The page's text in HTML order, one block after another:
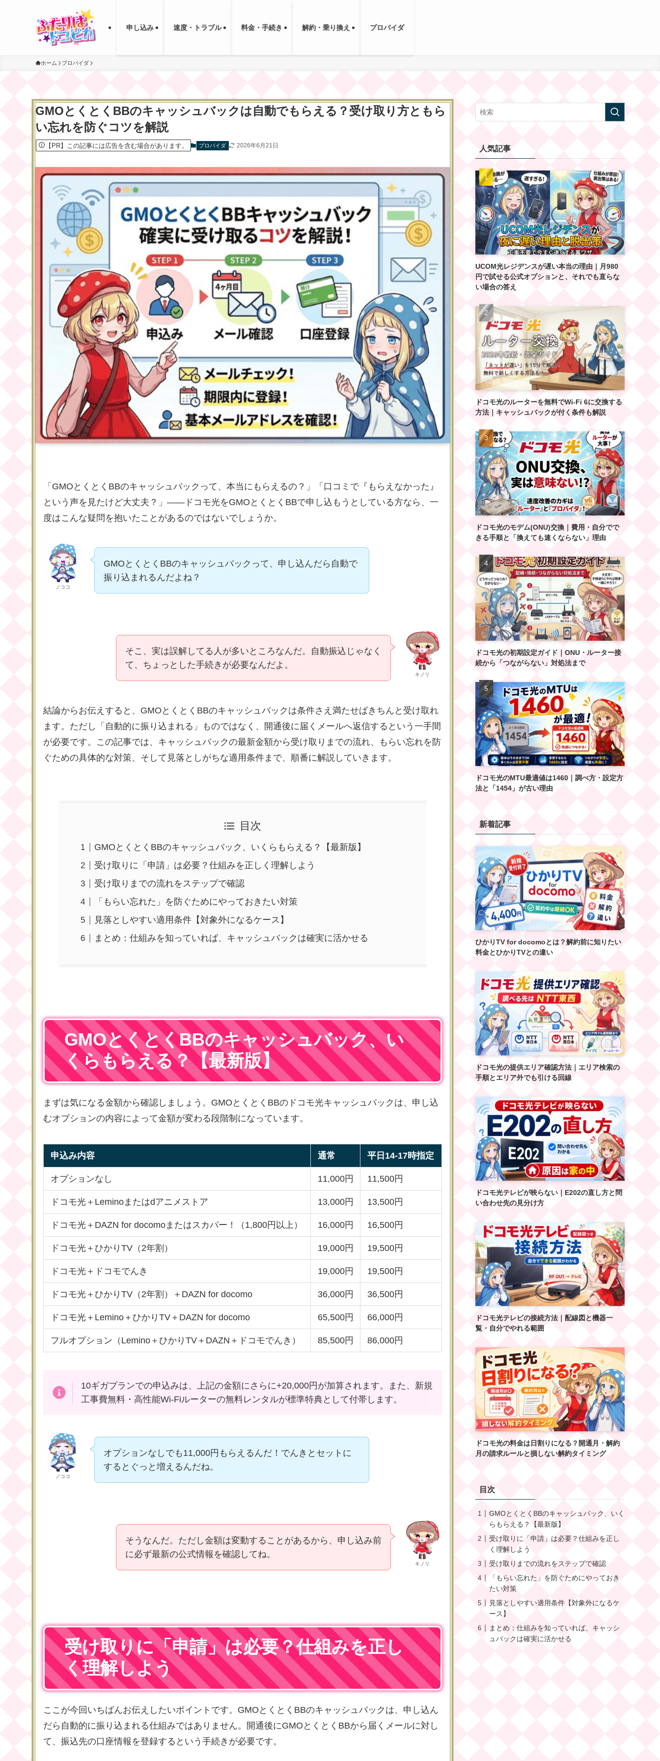
申し込み 速度・トラブル 料金・手続き 解約・乗り換え プロバイダ
ホーム プロバイダ
GMOとくとくBBのキャッシュバックは自動でもらえる？受け取り方ともら
い忘れを防ぐコツを解説
【PR】この記事には広告を含む場合があります。 プロバイダ 2026年6月21日
「GMOとくとくBBのキャッシュバックって、本当にもらえるの？」「口コミで『もらえなかった』
という声を見たけど大丈夫？」――ドコモ光をGMOとくとくBBで申し込もうとしている方なら、一
度はこんな疑問を抱いたことがあるのではないでしょうか。
ノココ
GMOとくとくBBのキャッシュバックって、申し込んだら自動で
振り込まれるんだよね？
キノリ
そこ、実は誤解してる人が多いところなんだ。自動振込じゃなく
て、ちょっとした手続きが必要なんだよ。
結論からお伝えすると、GMOとくとくBBのキャッシュバックは条件さえ満たせばきちんと受け取れ
ます。ただし「自動的に振り込まれる」ものではなく、開通後に届くメールへ返信するという一手間
が必要です。この記事では、キャッシュバックの最新金額から受け取りまでの流れ、もらい忘れを防
ぐための具体的な対策、そして見落としがちな適用条件まで、順番に解説していきます。
目次
GMOとくとくBBのキャッシュバック、いくらもらえる？【最新版】
受け取りに「申請」は必要？仕組みを正しく理解しよう
受け取りまでの流れをステップで確認
「もらい忘れた」を防ぐためにやっておきたい対策
見落としやすい適用条件【対象外になるケース】
まとめ：仕組みを知っていれば、キャッシュバックは確実に活かせる
GMOとくとくBBのキャッシュバック、い
くらもらえる？【最新版】
まずは気になる金額から確認しましょう。GMOとくとくBBのドコモ光キャッシュバックは、申し込
むオプションの内容によって金額が変わる段階制になっています。
申込み内容 通常 平日14-17時指定
オプションなし 11,000円 11,500円
ドコモ光＋Leminoまたはdアニメストア 13,000円 13,500円
ドコモ光＋DAZN for docomoまたはスカパー！（1,800円以上） 16,000円 16,500円
ドコモ光＋ひかりTV（2年割） 19,000円 19,500円
ドコモ光＋ドコモでんき 19,000円 19,500円
ドコモ光＋ひかりTV（2年割）＋DAZN for docomo 36,000円 36,500円
ドコモ光＋Lemino＋ひかりTV＋DAZN for docomo 65,500円 66,000円
フルオプション（Lemino＋ひかりTV＋DAZN＋ドコモでんき） 85,500円 86,000円
10ギガプランでの申込みは、上記の金額にさらに+20,000円が加算されます。また、新規
工事費無料・高性能Wi-Fiルーターの無料レンタルが標準特典として付帯します。
ノココ
オプションなしでも11,000円もらえるんだ！でんきとセットに
するとぐっと増えるんだね。
キノリ
そうなんだ。ただし金額は変動することがあるから、申し込み前
に必ず最新の公式情報を確認してね。
受け取りに「申請」は必要？仕組みを正し
く理解しよう
ここが今回いちばんお伝えしたいポイントです。GMOとくとくBBのキャッシュバックは、申し込ん
だら自動的に振り込まれる仕組みではありません。開通後にGMOとくとくBBから届くメールに対し
て、振込先の口座情報を登録するという手続きが必要です。
人気記事
UCOM光レジデンスが遅い本当の理由｜月980
円で試せる公式オプションと、それでも直らな
い場合の答え
ドコモ光のルーターを無料でWi-Fi 6に交換する
方法｜キャッシュバックが付く条件も解説
ドコモ光のモデム(ONU)交換｜費用・自分でで
きる手順と「換えても速くならない」理由
ドコモ光の初期設定ガイド｜ONU・ルーター接
続から「つながらない」対処法まで
ドコモ光のMTU最適値は1460｜調べ方・設定方
法と「1454」が古い理由
新着記事
ひかりTV for docomoとは？解約前に知りたい
料金とひかりTVとの違い
ドコモ光の提供エリア確認方法｜エリア検索の
手順とエリア外でも引ける回線
ドコモ光テレビが映らない｜E202の直し方と問
い合わせ先の見分け方
ドコモ光テレビの接続方法｜配線図と機器一
覧・自分でやれる範囲
ドコモ光の料金は日割りになる？開通月・解約
月の請求ルールと損しない解約タイミング
目次
GMOとくとくBBのキャッシュバック、いく
らもらえる？【最新版】
受け取りに「申請」は必要？仕組みを正し
く理解しよう
受け取りまでの流れをステップで確認
「もらい忘れた」を防ぐためにやっておき
たい対策
見落としやすい適用条件【対象外になるケ
ース】
まとめ：仕組みを知っていれば、キャッシ
ュバックは確実に活かせる